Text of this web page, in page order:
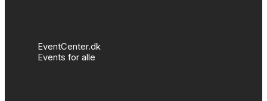
EventCenter.dk
Events for alle